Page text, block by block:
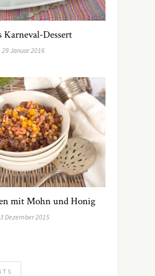
Karneval-Dessert
29 Januar 2016
mit Mohn und Honig
Dezember 2015